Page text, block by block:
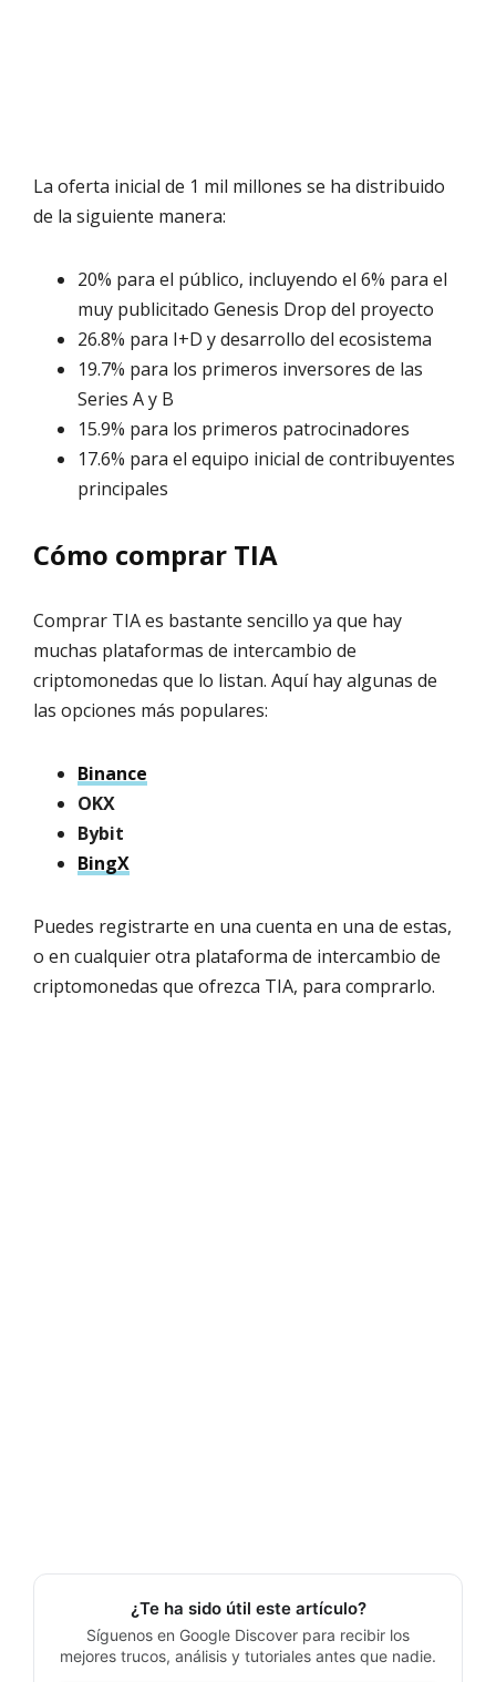
La oferta inicial de 1 mil millones se ha distribuido
de la siguiente manera:
20% para el público, incluyendo el 6% para el
muy publicitado Genesis Drop del proyecto
26.8% para I+D y desarrollo del ecosistema
19.7% para los primeros inversores de las
Series A y B
15.9% para los primeros patrocinadores
17.6% para el equipo inicial de contribuyentes
principales
Cómo comprar TIA
Comprar TIA es bastante sencillo ya que hay
muchas plataformas de intercambio de
criptomonedas que lo listan. Aquí hay algunas de
las opciones más populares:
Binance
OKX
Bybit
BingX
Puedes registrarte en una cuenta en una de estas,
o en cualquier otra plataforma de intercambio de
criptomonedas que ofrezca TIA, para comprarlo.
¿Te ha sido útil este artículo?
Síguenos en Google Discover para recibir los
mejores trucos, análisis y tutoriales antes que nadie.